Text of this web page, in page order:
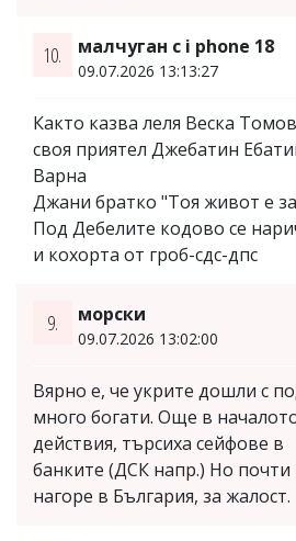
10. малчуган с i phone 18
09.07.2026 13:13:27
Както казва леля Веска
своя приятел Джебатин
Варна
Джани братко "Тоя живот е
Под Дебелите кодово се
и кохорта от гроб-сдс-дпс
9. морски
09.07.2026 13:02:00
Вярно е, че укрите дошли с
много богати. Още в
действия, търсиха сейфове в
банките (ДСК напр.) Но почти
нагоре в България, за жалост.